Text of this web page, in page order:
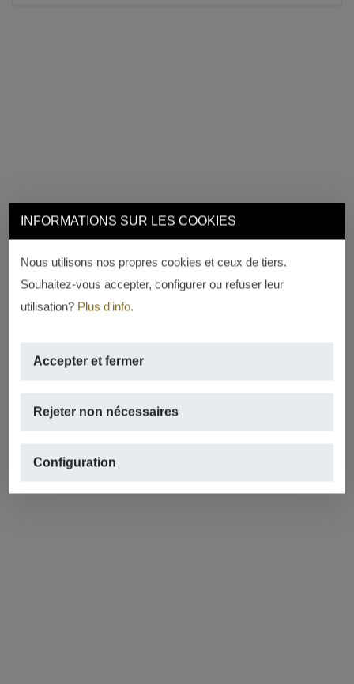
INFORMATIONS SUR LES COOKIES
Nous utilisons nos propres cookies et ceux de tiers.
Souhaitez-vous accepter, configurer ou refuser leur
utilisation? Plus d'info.
Accepter et fermer
Rejeter non nécessaires
Configuration